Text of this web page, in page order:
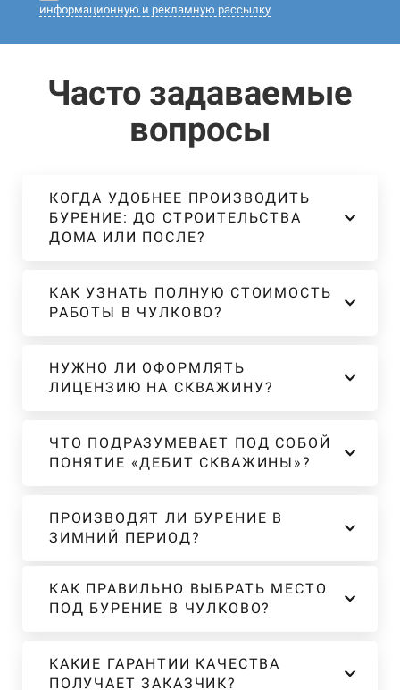
информационную и рекламную рассылку
Часто задаваемые
вопросы
КОГДА УДОБНЕЕ ПРОИЗВОДИТЬ
БУРЕНИЕ: ДО СТРОИТЕЛЬСТВА
ДОМА ИЛИ ПОСЛЕ?
КАК УЗНАТЬ ПОЛНУЮ СТОИМОСТЬ
РАБОТЫ В ЧУЛКОВО?
НУЖНО ЛИ ОФОРМЛЯТЬ
ЛИЦЕНЗИЮ НА СКВАЖИНУ?
ЧТО ПОДРАЗУМЕВАЕТ ПОД СОБОЙ
ПОНЯТИЕ «ДЕБИТ СКВАЖИНЫ»?
ПРОИЗВОДЯТ ЛИ БУРЕНИЕ В
ЗИМНИЙ ПЕРИОД?
КАК ПРАВИЛЬНО ВЫБРАТЬ МЕСТО
ПОД БУРЕНИЕ В ЧУЛКОВО?
КАКИЕ ГАРАНТИИ КАЧЕСТВА
ПОЛУЧАЕТ ЗАКАЗЧИК?